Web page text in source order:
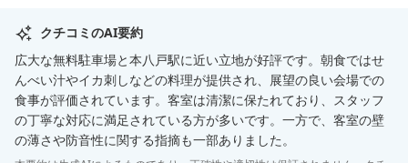
クチコミのAI要約
広大な無料駐車場と本八戸駅に近い立地が好評です。朝食ではせ
んべい汁やイカ刺しなどの料理が提供され、展望の良い会場での
食事が評価されています。客室は清潔に保たれており、スタッフ
の丁寧な対応に満足されている方が多いです。一方で、客室の壁
の薄さや防音性に関する指摘も一部ありました。